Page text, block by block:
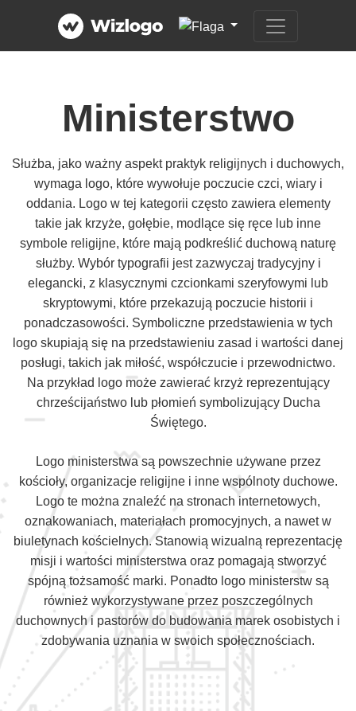
Ministerstwo
Służba, jako ważny aspekt praktyk religijnych i duchowych,
wymaga logo, które wywołuje poczucie czci, wiary i
oddania. Logo w tej kategorii często zawiera elementy
takie jak krzyże, gołębie, modlące się ręce lub inne
symbole religijne, które mają podkreślić duchową naturę
służby. Wybór typografii jest zazwyczaj tradycyjny i
elegancki, z klasycznymi czcionkami szeryfowymi lub
skryptowymi, które przekazują poczucie historii i
ponadczasowości. Symboliczne przedstawienia w tych
logo skupiają się na przedstawieniu zasad i wartości danej
posługi, takich jak miłość, współczucie i przewodnictwo.
Na przykład logo może zawierać krzyż reprezentujący
chrześcijaństwo lub płomień symbolizujący Ducha
Świętego.
Logo ministerstwa są powszechnie używane przez
kościoły, organizacje religijne i inne wspólnoty duchowe.
Logo te można znaleźć na stronach internetowych,
oznakowaniach, materiałach promocyjnych, a nawet w
biuletynach kościelnych. Stanowią wizualną reprezentację
misji i wartości ministerstwa oraz pomagają stworzyć
spójną tożsamość marki. Ponadto logo ministerstw są
również wykorzystywane przez poszczególnych
duchownych i pastorów do budowania marek osobistych i
zdobywania uznania w swoich społecznościach.